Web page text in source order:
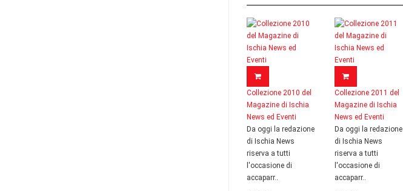
Collezione 2010 del
Magazine di Ischia
News ed Eventi
Da oggi la redazione
di Ischia News
riserva a tutti
l'occasione di
accaparr..
Collezione 2011 del
Magazine di Ischia
News ed Eventi
Da oggi la redazione
di Ischia News
riserva a tutti
l'occasione di
accaparr..